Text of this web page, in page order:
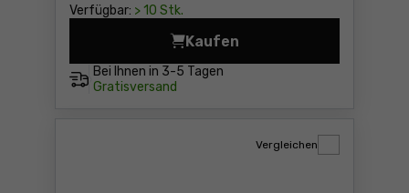
Verfügbar: > 10 Stk.
Bei Ihnen in 3-5 Tagen
Gratisversand
Kaufen
Handkreissäge Graphite
Vergleichen